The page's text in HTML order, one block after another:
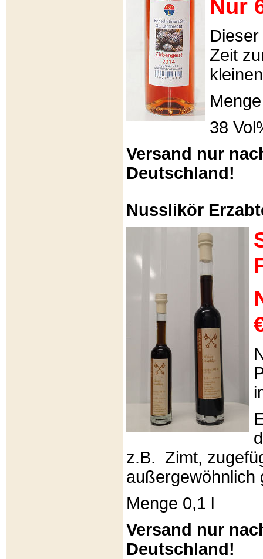
Nur
Zeit
38
Versand nur
Deutschland!
Nusslikör
z.B. Zimt,
außergewöhnlich
Menge 0,1 l
Versand nur
Deutschland!